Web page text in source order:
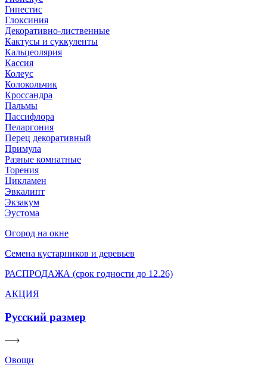
Гипестис
Глоксиния
Декоративно-лиственные
Кактусы и суккуленты
Кальцеолярия
Кассия
Колеус
Колокольчик
Кроссандра
Пальмы
Пассифлора
Пеларгония
Перец декоративный
Примула
Разные комнатные
Торения
Цикламен
Эвкалипт
Экзакум
Эустома
Огород на окне
Семена кустарников и деревьев
РАСПРОДАЖА (срок годности до 12.26)
АКЦИЯ
Русский размер
Овощи